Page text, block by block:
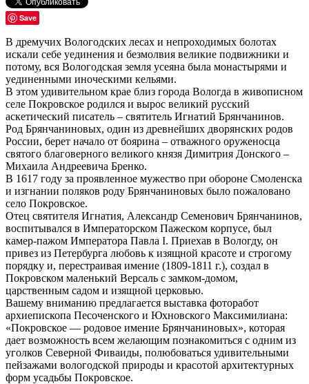
Save
В дремучих Вологодских лесах и непроходимых болотах
искали себе уединения и безмолвия великие подвижники и
потому, вся Вологодская земля усеяна была монастырями и
уединенными иноческими кельями.
В этом удивительном крае близ города Вологда в живописном
селе Покровское родился и вырос великий русский
аскетический писатель – святитель Игнатий Брянчанинов.
Род Брянчаниновых, один из древнейших дворянских родов
России, берет начало от боярина – отважного оруженосца
святого благоверного великого князя Димитрия Донского –
Михаила Андреевича Бренко.
В 1617 году за проявленное мужество при обороне Смоленска
и изгнании поляков роду Брянчаниновых было пожаловано
село Покровское.
Отец святителя Игнатия, Александр Семенович Брянчанинов,
воспитывался в Императорском Пажеском корпусе, был
камер-пажом Императора Павла I. Приехав в Вологду, он
привез из Петербурга любовь к изящной красоте и строгому
порядку и, перестраивая имение (1809-1811 г.), создал в
Покровском маленький Версаль с замком-домом,
царственным садом и изящной церковью.
Вашему вниманию предлагается выставка фоторабот
архиепископа Песоченского и Юхновского Максимилиана:
«Покровское — родовое имение Брянчаниновых», которая
дает возможность всем желающим познакомиться с одним из
уголков Северной Фиваиды, полюбоваться удивительными
пейзажами вологодской природы и красотой архитектурных
форм усадьбы Покровское.